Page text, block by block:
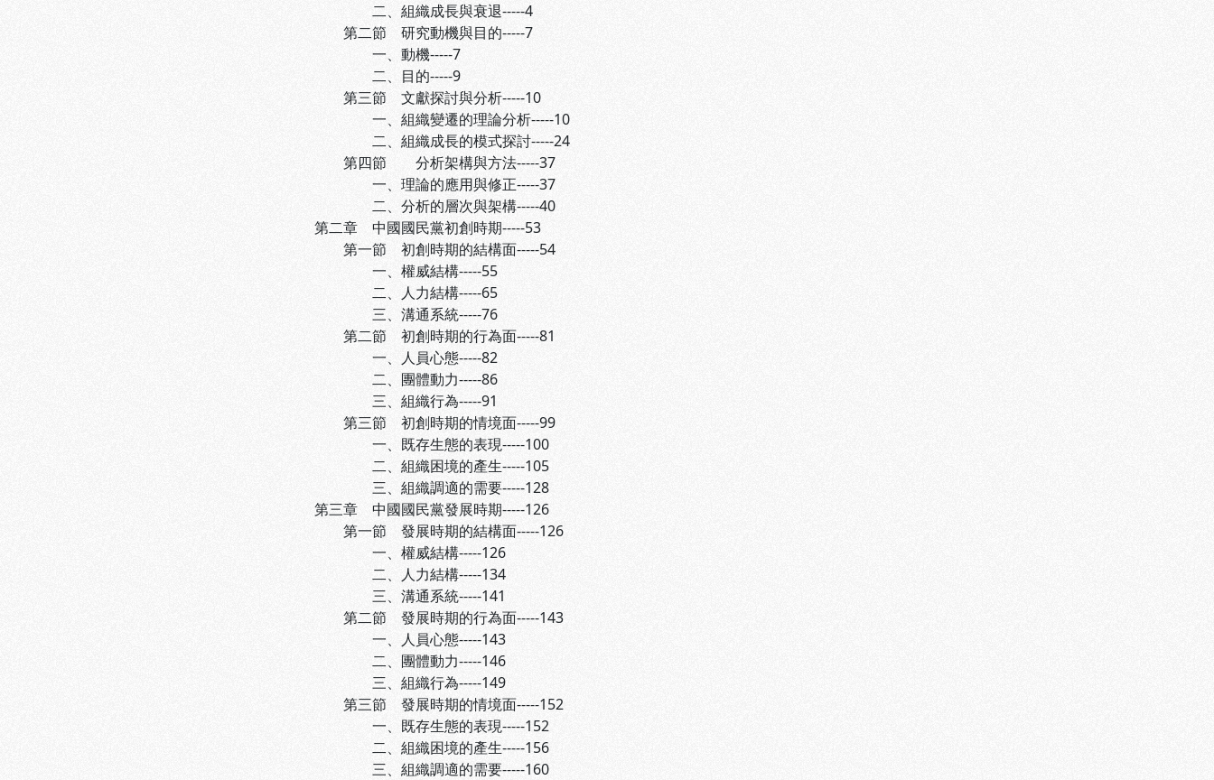
二、組織成長與衰退-----4
第二節 研究動機與目的-----7
一、動機-----7
二、目的-----9
第三節 文獻探討與分析-----10
一、組織變遷的理論分析-----10
二、組織成長的模式探討-----24
第四節 分析架構與方法-----37
一、理論的應用與修正-----37
二、分析的層次與架構-----40
第二章 中國國民黨初創時期-----53
第一節 初創時期的結構面-----54
一、權威結構-----55
二、人力結構-----65
三、溝通系統-----76
第二節 初創時期的行為面-----81
一、人員心態-----82
二、團體動力-----86
三、組織行為-----91
第三節 初創時期的情境面-----99
一、既存生態的表現-----100
二、組織困境的產生-----105
三、組織調適的需要-----128
第三章 中國國民黨發展時期-----126
第一節 發展時期的結構面-----126
一、權威結構-----126
二、人力結構-----134
三、溝通系統-----141
第二節 發展時期的行為面-----143
一、人員心態-----143
二、團體動力-----146
三、組織行為-----149
第三節 發展時期的情境面-----152
一、既存生態的表現-----152
二、組織困境的產生-----156
三、組織調適的需要-----160